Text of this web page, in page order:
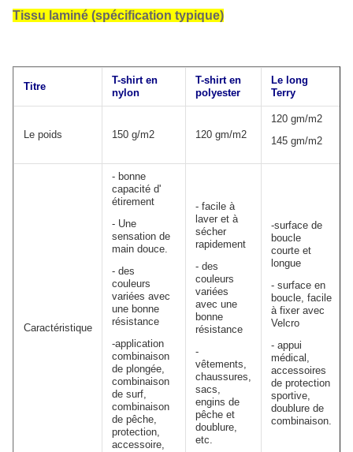
Tissu laminé (spécification typique)
Titre
T-shirt en
nylon
T-shirt en
polyester
Le long
Terry
Le poids 150 g/m2 120 gm/m2
120 gm/m2
145 gm/m2
Caractéristique
- bonne
capacité d'
étirement
- Une
sensation de
main douce.
- des
couleurs
variées avec
une bonne
résistance
-application
combinaison
de plongée,
combinaison
de surf,
combinaison
de pêche,
protection,
accessoire,
- facile à
laver et à
sécher
rapidement
- des
couleurs
variées
avec une
bonne
résistance
-
vêtements,
chaussures,
sacs,
engins de
pêche et
doublure,
etc.
-surface de
boucle
courte et
longue
- surface en
boucle, facile
à fixer avec
Velcro
- appui
médical,
accessoires
de protection
sportive,
doublure de
combinaison.